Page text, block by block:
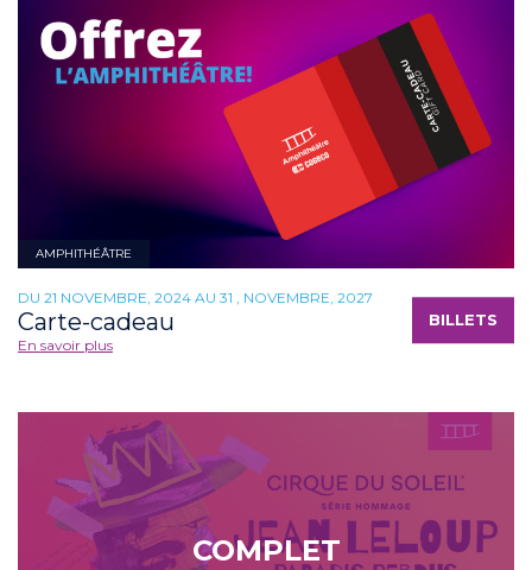
AMPHITHÉÂTRE
DU 21 NOVEMBRE, 2024 AU 31 , NOVEMBRE, 2027
Carte-cadeau
En savoir plus
BILLETS
COMPLET